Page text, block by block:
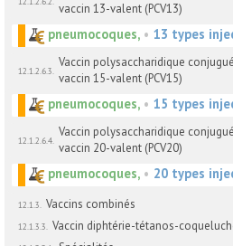
vaccin 13-valent (PCV13)
pneumocoques, • 13 types
12.1.2.6.3.
Vaccin polysaccharidique
vaccin 15-valent (PCV15)
pneumocoques, • 15 types
12.1.2.6.4.
Vaccin polysaccharidique
vaccin 20-valent (PCV20)
pneumocoques, • 20 types
12.1.3. Vaccins combinés
12.1.3.3. Vaccin diphtérie-tétanos-